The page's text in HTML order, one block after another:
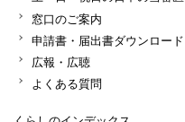
窓口のご案内
申請書・届出書ダウンロード
広報・広聴
よくある質問